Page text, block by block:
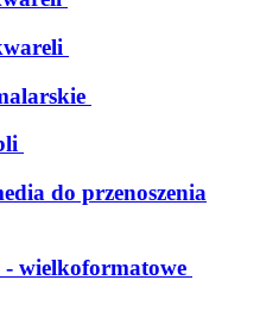
do przenoszenia
- wielkoformatowe